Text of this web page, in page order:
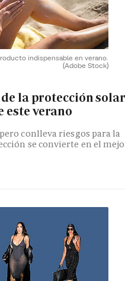
indispensable en verano.
(Adobe Stock)
la protección solar
este verano
conlleva riesgos para la
se convierte en el